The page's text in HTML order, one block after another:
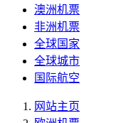
澳洲机票
非洲机票
全球国家
全球城市
国际航空
网站主页